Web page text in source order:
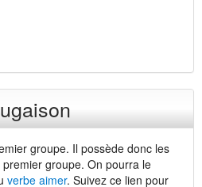
groupe. Il possède donc les
groupe. On pourra le
verbe aimer. Suivez ce lien pour